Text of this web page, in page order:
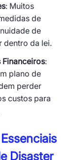
: Muitos
de
de
dentro da lei.
Financeiros:
plano de
perder
custos para
Disaster